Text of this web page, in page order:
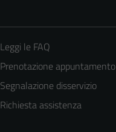
Leggi le FAQ
Prenotazione appuntamento
Segnalazione disservizio
Richiesta assistenza